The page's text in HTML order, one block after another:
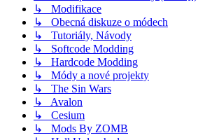
↳ Modifikace
↳ Obecná diskuze o módech
↳ Tutoriály, Návody
↳ Softcode Modding
↳ Hardcode Modding
↳ Módy a nové projekty
↳ The Sin Wars
↳ Avalon
↳ Cesium
↳ Mods By ZOMB